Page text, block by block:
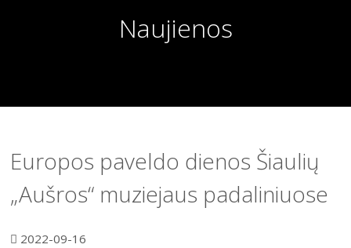
Naujienos
Europos paveldo dienos Šiaulių
„Aušros“ muziejaus padaliniuose
2022-09-16